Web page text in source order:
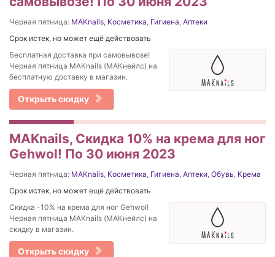
Черная пятница: MAKnails Косметика Гигиена Аптеки
Срок истек, но может ещё действовать
Бесплатная доставка при самовывозе!
Черная пятница MAKnails (МАКнейлс) на
бесплатную доставку в магазин.
Открыть скидку
MAKnails, Скидка 10% на крема для ног
Gehwol! По 30 июня 2023
Черная пятница: MAKnails Косметика Гигиена Аптеки Обувь Крема
Срок истек, но может ещё действовать
Скидка -10% на крема для ног Gehwol!
Черная пятница MAKnails (МАКнейлс) на
скидку в магазин.
Открыть скидку